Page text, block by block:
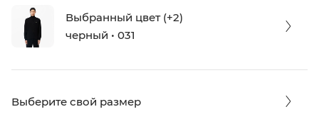
Выбранный цвет (+2)
черный • 031
Выберите свой размер